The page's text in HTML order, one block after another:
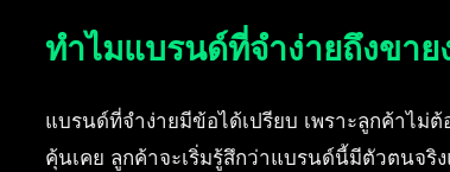
ทำไมแบรนด์ที่จำง่ายถึงขาย
แบรนด์ที่จำง่ายมีข้อได้เปรียบ เพราะลูกค้าไม่
คุ้นเคย ลูกค้าจะเริ่มรู้สึกว่าแบรนด์นี้มีตัวตนจริ